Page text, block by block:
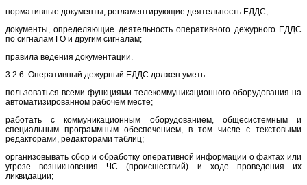
нормативные документы, регламентирующие деятельность ЕДДС;
документы, определяющие деятельность оперативного дежурного ЕДДС
по сигналам ГО и другим сигналам;
правила ведения документации.
3.2.6. Оперативный дежурный ЕДДС должен уметь:
пользоваться всеми функциями телекоммуникационного оборудования на
автоматизированном рабочем месте;
работать с коммуникационным оборудованием, общесистемным и
специальным программным обеспечением, в том числе с текстовыми
редакторами, редакторами таблиц;
организовывать сбор и обработку оперативной информации о фактах или
угрозе возникновения ЧС (происшествий) и ходе проведения их
ликвидации;